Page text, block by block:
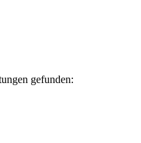
gefunden: